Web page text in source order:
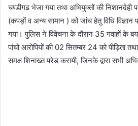
चण्डीगढ भेजा गया तथा अभियुक्तों की निशानदेही
(कपड़ों व अन्य सामान ) को जांच हेतु विधि विज्ञान
गया। पुलिस ने विवेचना के दौरान 35 गवाहों के
पांचों आरोपियों की 02 सितम्बर 24 को पीड़िता
समक्ष शिनाख्त परेड करायी, जिनके द्वारा सभी